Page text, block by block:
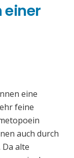
einer
eine
feine
auch durch
alte